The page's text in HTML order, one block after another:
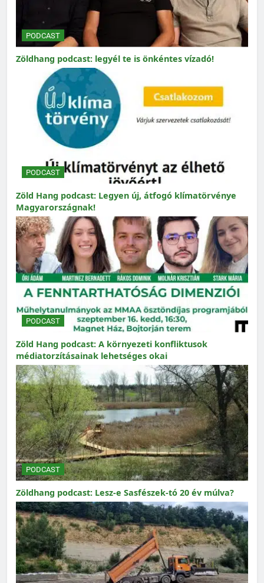
PODCAST
Zöldhang podcast: legyél te is önkéntes vízadó!
PODCAST
Zöld Hang podcast: Legyen új, átfogó klímatörvénye
Magyarországnak!
PODCAST
Zöld Hang podcast: A környezeti konfliktusok
médiatorzításainak lehetséges okai
PODCAST
Zöldhang podcast: Lesz-e Sasfészek-tó 20 év múlva?